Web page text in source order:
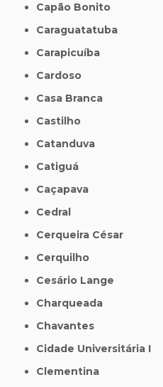
Capão Bonito
Caraguatatuba
Carapicuíba
Cardoso
Casa Branca
Castilho
Catanduva
Catiguá
Caçapava
Cedral
Cerqueira César
Cerquilho
Cesário Lange
Charqueada
Chavantes
Cidade Universitária I
Clementina